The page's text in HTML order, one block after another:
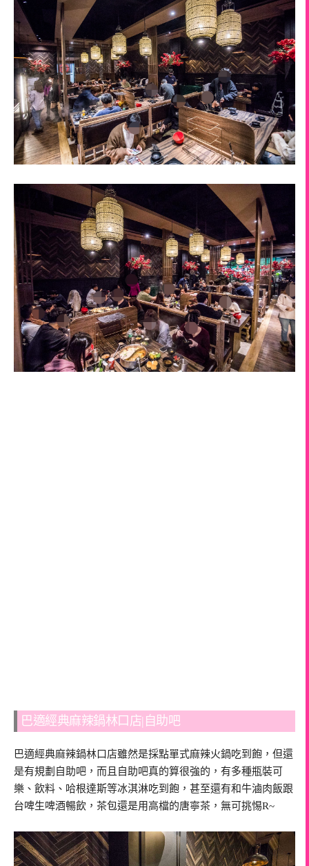
巴適經典麻辣鍋林口店|自助吧
巴適經典麻辣鍋林口店雖然是採點單式麻辣火鍋吃到飽，但還
是有規劃自助吧，而且自助吧真的算很強的，有多種瓶裝可
樂、飲料、哈根達斯等冰淇淋吃到飽，甚至還有和牛滷肉飯跟
台啤生啤酒暢飲，茶包還是用高檔的唐寧茶，無可挑惕R~